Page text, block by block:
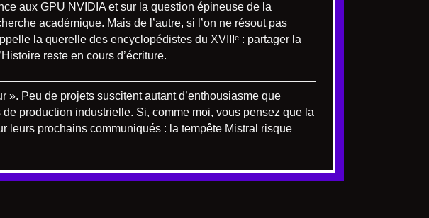
aux GPU NVIDIA et sur la question épineuse de la
académique. Mais de l’autre, si l’on ne résout pas
la querelle des encyclopédistes du XVIIIᵉ : partager la
reste en cours d’écriture.
Peu de projets suscitent autant d’enthousiasme que
production industrielle. Si, comme moi, vous pensez que la
prochains communiqués : la tempête Mistral risque